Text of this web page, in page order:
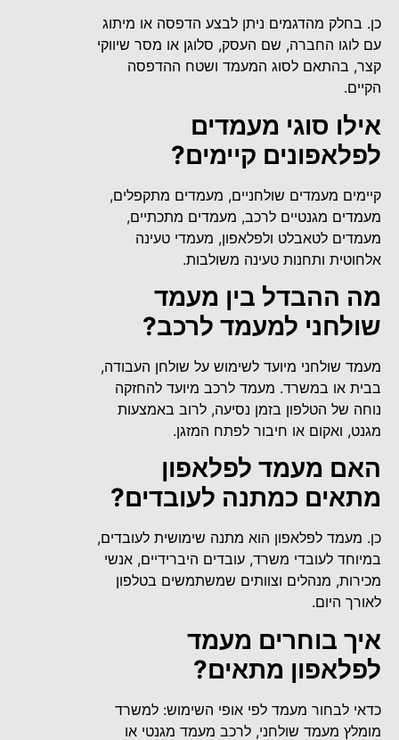
כן. בחלק מהדגמים ניתן לבצע הדפסה או מיתוג
עם לוגו החברה, שם העסק, סלוגן או מסר שיווקי
קצר, בהתאם לסוג המעמד ושטח ההדפסה
הקיים.
אילו סוגי מעמדים
לפלאפונים קיימים?
קיימים מעמדים שולחניים, מעמדים מתקפלים,
מעמדים מגנטיים לרכב, מעמדים מתכתיים,
מעמדים לטאבלט ולפלאפון, מעמדי טעינה
אלחוטית ותחנות טעינה משולבות.
מה ההבדל בין מעמד
שולחני למעמד לרכב?
מעמד שולחני מיועד לשימוש על שולחן העבודה,
בבית או במשרד. מעמד לרכב מיועד להחזקה
נוחה של הטלפון בזמן נסיעה, לרוב באמצעות
מגנט, ואקום או חיבור לפתח המזגן.
האם מעמד לפלאפון
מתאים כמתנה לעובדים?
כן. מעמד לפלאפון הוא מתנה שימושית לעובדים,
במיוחד לעובדי משרד, עובדים היברידיים, אנשי
מכירות, מנהלים וצוותים שמשתמשים בטלפון
לאורך היום.
איך בוחרים מעמד
לפלאפון מתאים?
כדאי לבחור מעמד לפי אופי השימוש: למשרד
מומלץ מעמד שולחני, לרכב מעמד מגנטי או